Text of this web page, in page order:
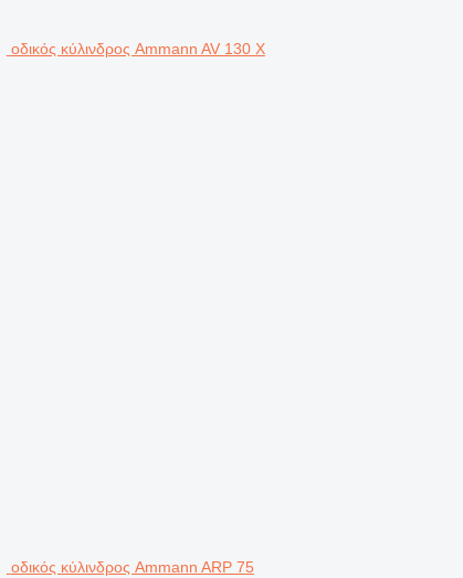
οδικός κύλινδρος Ammann AV 130 X
οδικός κύλινδρος Ammann ARP 75